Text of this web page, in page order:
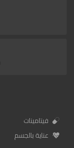
فيتامينات
عناية بالجسم